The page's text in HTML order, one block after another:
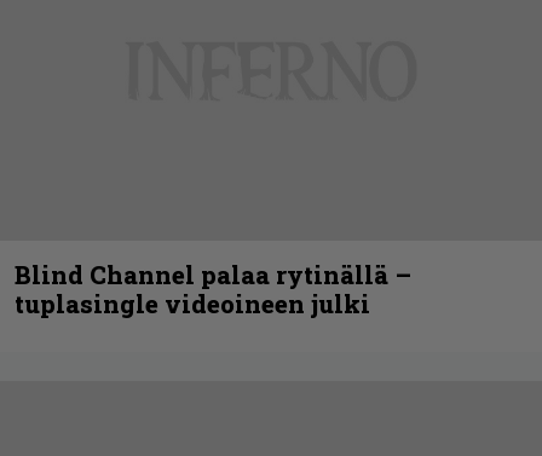
Blind Channel palaa rytinällä –
tuplasingle videoineen julki